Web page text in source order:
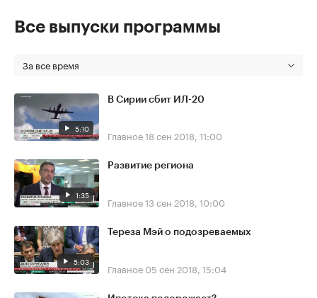
Все выпуски программы
За все время
5:10
В Сирии сбит ИЛ-20
Главное18 сен 2018, 11:00
1:35
Развитие региона
Главное13 сен 2018, 10:00
5:03
Тереза Мэй о подозреваемых
Главное 05 сен 2018, 15:04